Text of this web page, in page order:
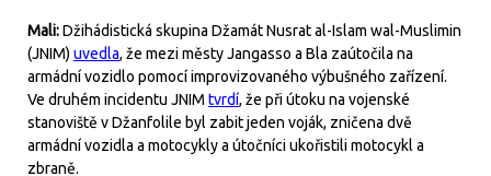
Mali:Džihádistická skupina Džamát Nusrat al-Islam wal-Muslimin
(JNIM) uvedla, že mezi městy Jangasso a Bla zaútočila na
armádní vozidlo pomocí improvizovaného výbušného zařízení.
Ve druhém incidentu JNIM tvrdí, že při útoku na vojenské
stanoviště v Džanfolile byl zabit jeden voják, zničena dvě
armádní vozidla a motocykly a útočníci ukořistili motocykl a
zbraně.